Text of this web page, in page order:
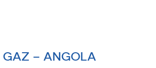
GAZ – ANGOLA